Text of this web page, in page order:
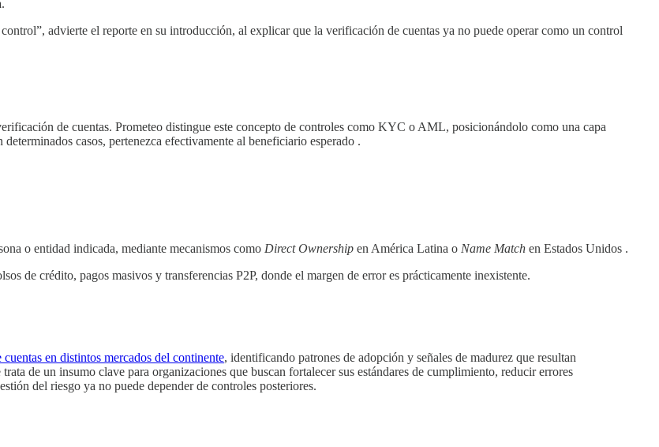
advierte el reporte en su introducción, al explicar que la verificación de cuentas ya no puede operar como un control
de cuentas. Prometeo distingue este concepto de controles como KYC o AML, posicionándolo como una capa
casos, pertenezca efectivamente al beneficiario esperado .
o entidad indicada, mediante mecanismos como Direct Ownership en América Latina o Name Match en Estados Unidos .
de crédito, pagos masivos y transferencias P2P, donde el margen de error es prácticamente inexistente.
en distintos mercados del continente, identificando patrones de adopción y señales de madurez que resultan
de un insumo clave para organizaciones que buscan fortalecer sus estándares de cumplimiento, reducir errores
del riesgo ya no puede depender de controles posteriores.